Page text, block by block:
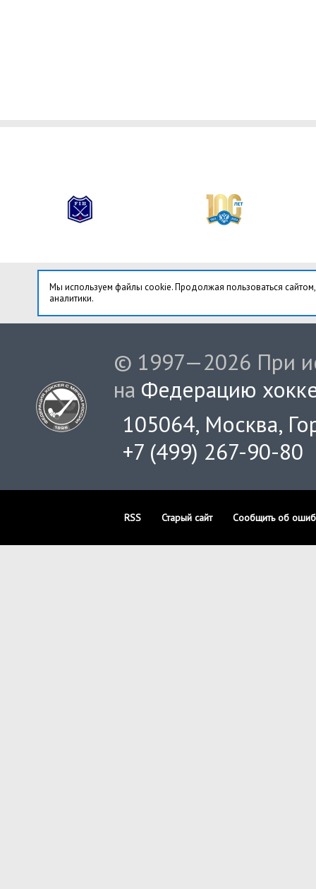
Мы используем файлы cookie. Продолжая пользоваться
аналитики.
© 1997—2026 При
на Федерацию
105064, Москва,
+7 (499) 267-90-80
RSS Старый сайт Сообщить об